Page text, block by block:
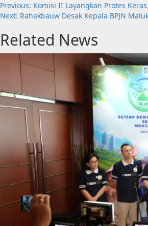
Previous: Komisi II Layangkan Protes Keras
Next: Rahakbauw Desak Kepala BPJN
Related News